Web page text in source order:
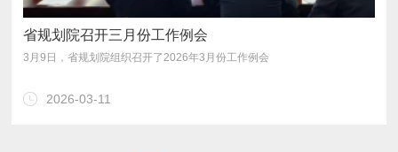
省规划院召开三月份工作例会
3月9日，省规划院组织召开了2026年3月份工作例会
2026-03-11